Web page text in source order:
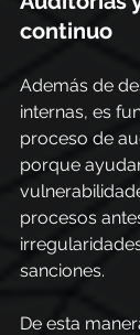
continuo
Además de
internas, es
proceso de
porque
procesos
sanciones.
De esta